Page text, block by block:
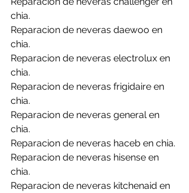
chia.
Reparacion de neveras daewoo en
chia.
Reparacion de neveras electrolux en
chia.
Reparacion de neveras frigidaire en
chia.
Reparacion de neveras general en
chia.
Reparacion de neveras haceb en chia.
Reparacion de neveras hisense en
chia.
Reparacion de neveras kitchenaid en